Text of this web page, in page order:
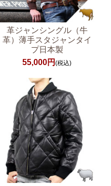
革ジャンシングル（牛
革）薄手スタジャンタイ
プ日本製
55,000円(税込)